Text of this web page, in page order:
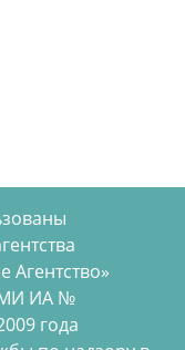
ИА №
года